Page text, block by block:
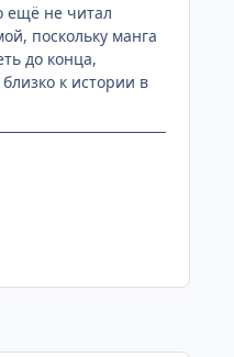
ещё не читал
поскольку манга
до конца,
к истории в